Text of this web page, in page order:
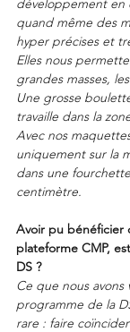
quand même des
hyper précises et
Elles nous
grandes masses,
Une grosse
travaille dans la
Avec nos
uniquement sur la
dans une
centimètre.
Avoir pu bénéficier
plateforme CMP,
DS ?
Ce que nous
programme de la
rare : faire